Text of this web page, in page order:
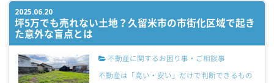
2025.06.20
坪5万でも売れない土地？久留米市の市街化区域で起き
た意外な盲点とは
不動産に関するお困り事・ご相談事
不動産は「高い・安い」だけで判断できるもの